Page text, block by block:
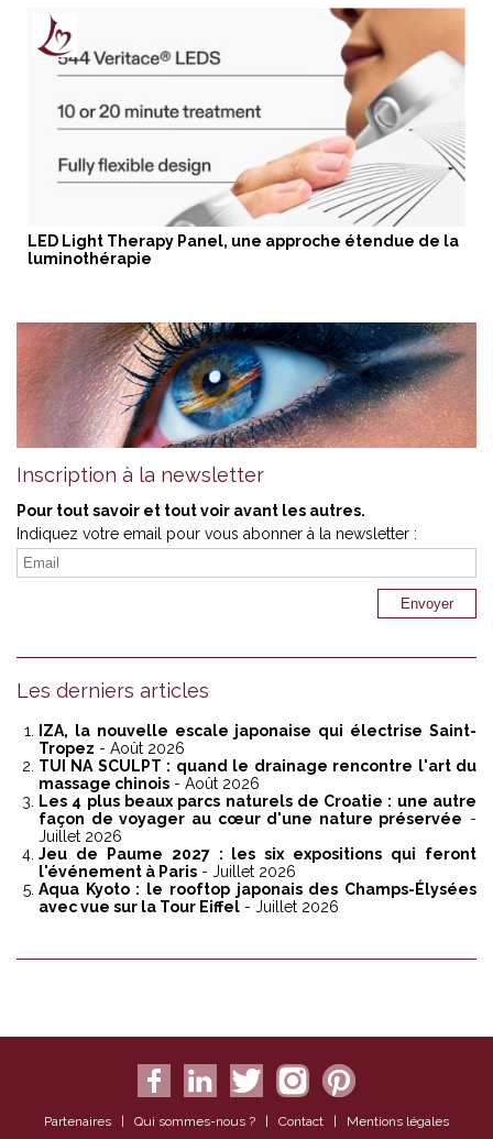
LED Light Therapy Panel, une approche étendue de la
luminothérapie
Inscription à la newsletter
Pour tout savoir et tout voir avant les autres.
Indiquez votre email pour vous abonner à la newsletter :
Les derniers articles
IZA, la nouvelle escale japonaise qui électrise Saint-
Tropez - Août 2026
TUI NA SCULPT : quand le drainage rencontre l'art du
massage chinois - Août 2026
Les 4 plus beaux parcs naturels de Croatie : une autre
façon de voyager au cœur d'une nature préservée -
Juillet 2026
Jeu de Paume 2027 : les six expositions qui feront
l'événement à Paris - Juillet 2026
Aqua Kyoto : le rooftop japonais des Champs-Élysées
avec vue sur la Tour Eiffel - Juillet 2026
Partenaires | Qui sommes-nous ? | Contact | Mentions légales